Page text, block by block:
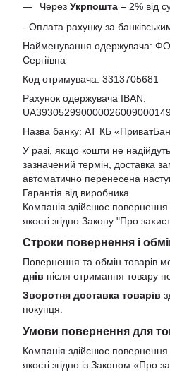
Через Укрпошта – 2% від
- Оплата рахунку за
Найменування одержувача:
Сергіївна
Код отримувача: 3313705681
Рахунок одержувача IBAN:
Назва банку: АТ КБ
У разі, якщо кошти не
зазначений термін, доставка
автоматично перенесена
Гарантія від виробника
Компанія здійснює повернення
якості згідно Закону "Про
Строки повернення і
Повернення та обмін товарів
днів після отримання товару
Зворотня доставка товарів
покупця.
Умови повернення для
Компанія здійснює повернення
якості згідно із Законом «Про